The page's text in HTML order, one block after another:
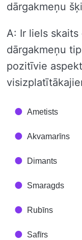
dārgakmeņu
A: Ir liels
dārgakmeņu
pozitīvie
Ametists
Akvamarīns
Dimants
Smaragds
Rubīns
Safīrs